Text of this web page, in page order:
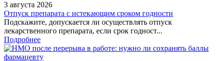
3 августа 2026
Отпуск препарата с истекающим сроком годности
Подскажите, допускается ли осуществлять отпуск
лекарственного препарата, если срок годност...
Подробнее